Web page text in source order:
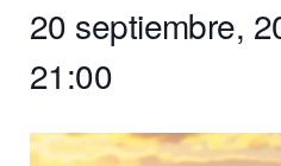
20 septiembre,
21:00